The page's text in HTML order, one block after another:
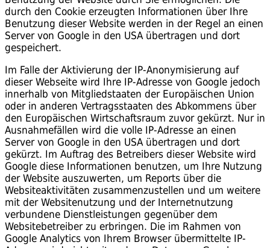
durch den Cookie erzeugten Informationen über Ihre
Benutzung dieser Website werden in der Regel an einen
Server von Google in den USA übertragen und dort
gespeichert.
Im Falle der Aktivierung der IP-Anonymisierung auf
dieser Webseite wird Ihre IP-Adresse von Google jedoch
innerhalb von Mitgliedstaaten der Europäischen Union
oder in anderen Vertragsstaaten des Abkommens über
den Europäischen Wirtschaftsraum zuvor gekürzt. Nur in
Ausnahmefällen wird die volle IP-Adresse an einen
Server von Google in den USA übertragen und dort
gekürzt. Im Auftrag des Betreibers dieser Website wird
Google diese Informationen benutzen, um Ihre Nutzung
der Website auszuwerten, um Reports über die
Websiteaktivitäten zusammenzustellen und um weitere
mit der Websitenutzung und der Internetnutzung
verbundene Dienstleistungen gegenüber dem
Websitebetreiber zu erbringen. Die im Rahmen von
Google Analytics von Ihrem Browser übermittelte IP-